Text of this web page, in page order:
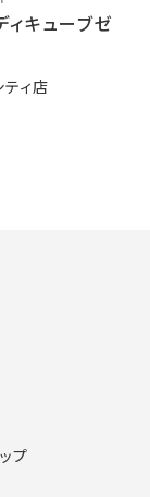
ィキューブゼ
ィ店
プ